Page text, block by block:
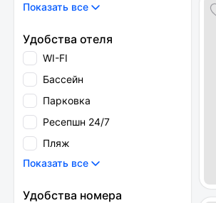
Показать все
Удобства отеля
WI-FI
Бассейн
Парковка
Ресепшн 24/7
Пляж
Показать все
Удобства номера